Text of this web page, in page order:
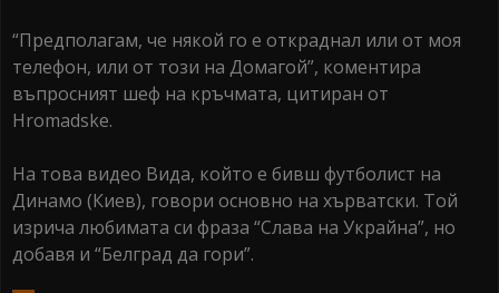
“Предполагам, че някой го е откраднал или от моя
телефон, или от този на Домагой”, коментира
въпросният шеф на кръчмата, цитиран от
Hromadske.
На това видео Вида, който е бивш футболист на
Динамо (Киев), говори основно на хърватски. Той
изрича любимата си фраза “Слава на Украйна”, но
добавя и “Белград да гори”.